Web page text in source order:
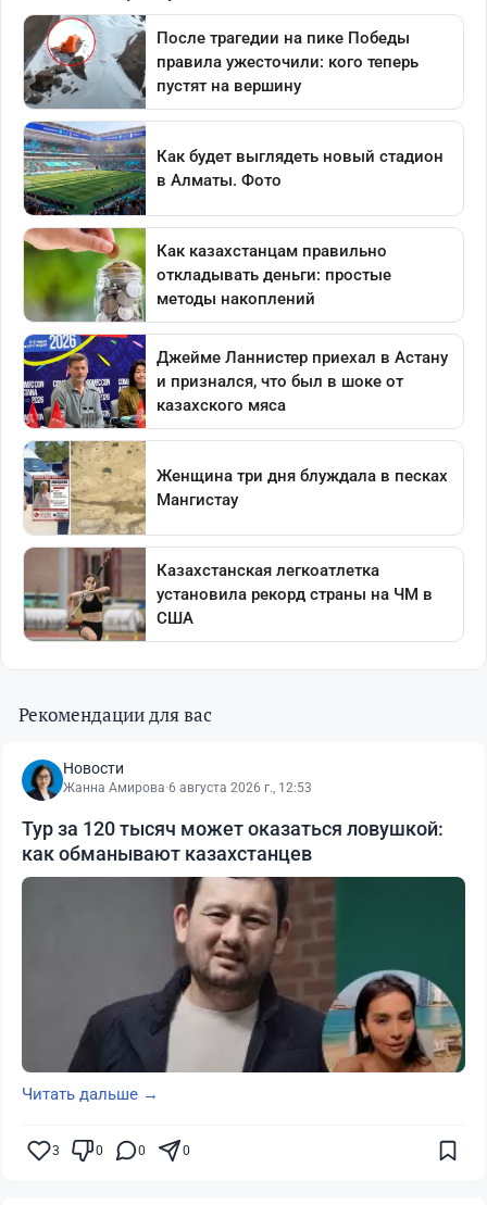
Рекомендации для вас
Новости
Жанна Амирова·6 августа 2026 г., 12:53
Тур за 120 тысяч может оказаться ловушкой:
как обманывают казахстанцев
Читать дальше →
3 0 0 0